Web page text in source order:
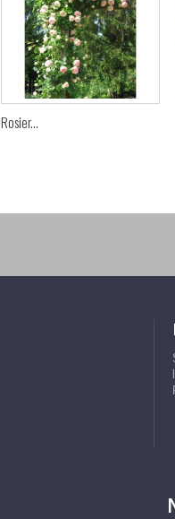
Rosier...